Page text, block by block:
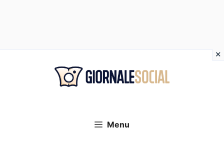
Menu